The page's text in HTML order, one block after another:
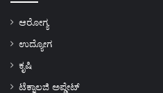
ಆರೋಗ್ಯ
ಉದ್ಯೋಗ
ಕೃಷಿ
ಟೆಕ್ನಾಲಜಿ ಅಪ್ಡೇಟ್